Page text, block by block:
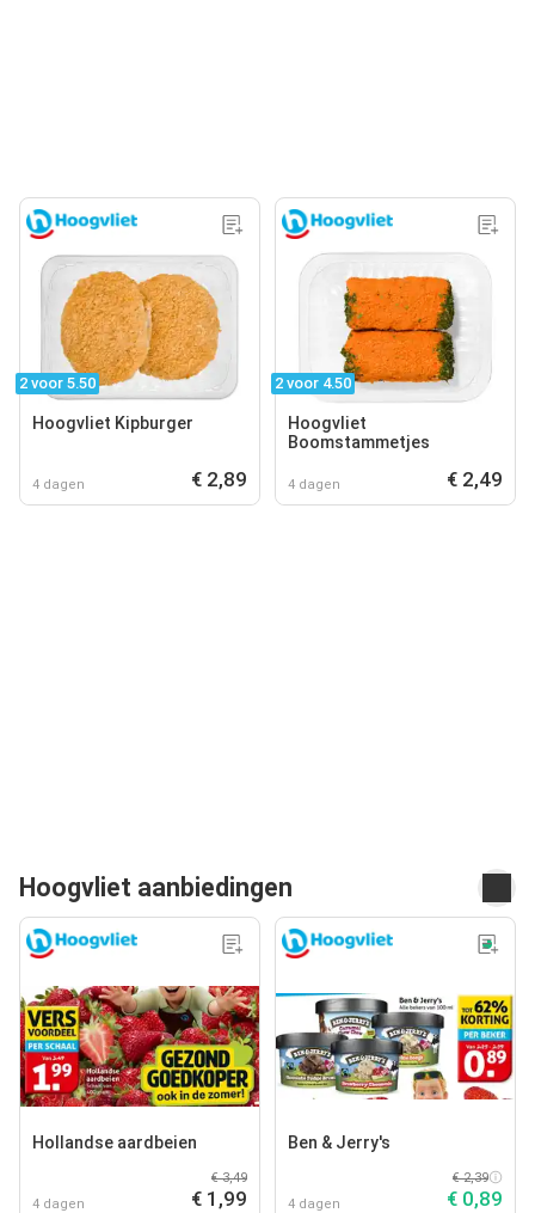
2 voor 5.50
Hoogvliet Kipburger
4 dagen € 2,89
2 voor 4.50
Hoogvliet
Boomstammetjes
4 dagen € 2,49
Hoogvliet aanbiedingen
Hollandse aardbeien
4 dagen
€ 3,49
€ 1,99
Ben & Jerry's
4 dagen
€ 2,39
€ 0,89